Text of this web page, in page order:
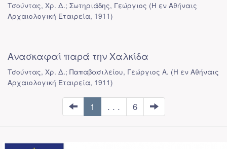
Τσούντας, Χρ. Δ.; Σωτηριάδης, Γεώργιος (Η εν Αθήναις
Αρχαιολογική Εταιρεία, 1911)
Ανασκαφαί παρά την Χαλκίδα
Τσούντας, Χρ. Δ.; Παπαβασιλείου, Γεώργιος Α. (Η εν Αθήναις
Αρχαιολογική Εταιρεία, 1911)
1 . . . 6